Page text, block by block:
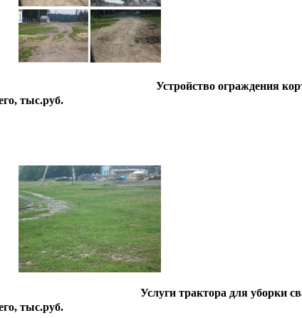
Устройство ограждения
тыс.руб.
Услуги трактора для уборки
тыс.руб.